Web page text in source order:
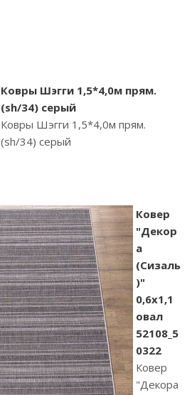
Ковры Шэгги 1,5*4,0м прям.
(sh/34) серый
Ковры Шэгги 1,5*4,0м прям.
(sh/34) серый
Ковер
"Декор
а
(Сизаль
)"
0,6х1,1
овал
52108_5
0322
Ковер
"Декора